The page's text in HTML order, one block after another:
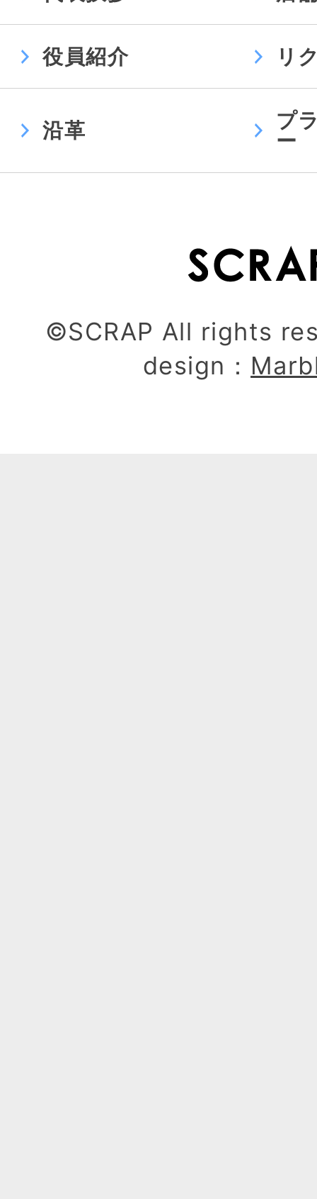
役員紹介 リ
沿革
プ
ー
©SCRAP All rights
design：